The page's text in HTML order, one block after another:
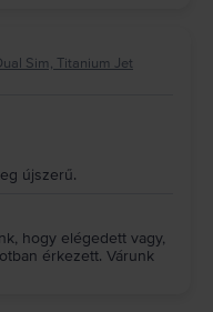
Sim, Titanium Jet
újszerű.
hogy elégedett vagy,
érkezett. Várunk